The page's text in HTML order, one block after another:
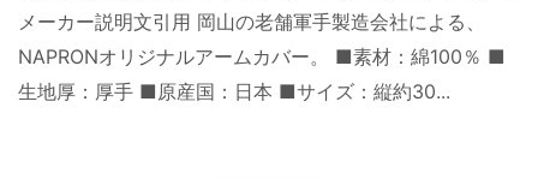
メーカー説明文引用 岡山の老舗軍手製造会社による、
NAPRONオリジナルアームカバー。 ■素材：綿100％ ■
生地厚：厚手 ■原産国：日本 ■サイズ：縦約30...